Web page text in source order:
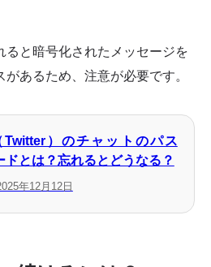
ると暗号化されたメッセージを
あるため、注意が必要です。
Twitter）のチャットのパス
ドとは？忘れるとどうなる？
年12月12日